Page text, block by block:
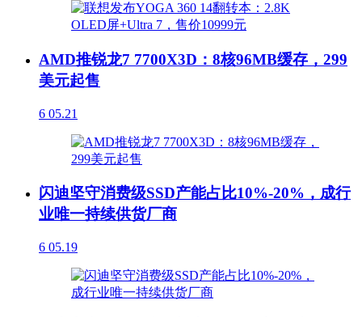
AMD推锐龙7 7700X3D：8核96MB缓存，299
美元起售
6 05.21
闪迪坚守消费级SSD产能占比10%-20%，成行
业唯一持续供货厂商
6 05.19